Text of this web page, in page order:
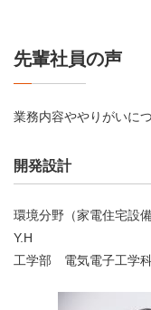
先輩社員の声
業務内容ややりがいに
開発設計
環境分野（家電住宅設
Y.H
工学部 電気電子工学